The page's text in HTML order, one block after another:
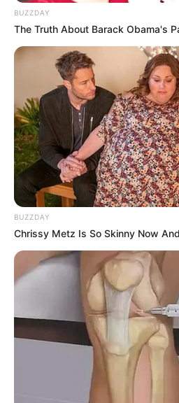
Tulang Rusuk
- /10
Beri Rating &
Sebuah web series Indonesia yang
resmi ditayangkan di Genflix
series ini dapat ditonton setiap hari
WIB.
Episode pertama dan kedua dapat
19:00 WIB di Genflix. Sementara
tayang di hari Sabtu dan episode
BUZZDAY
The Truth About Barack Obama's
BUZZDAY
Chrissy Metz Is So Skinny Now